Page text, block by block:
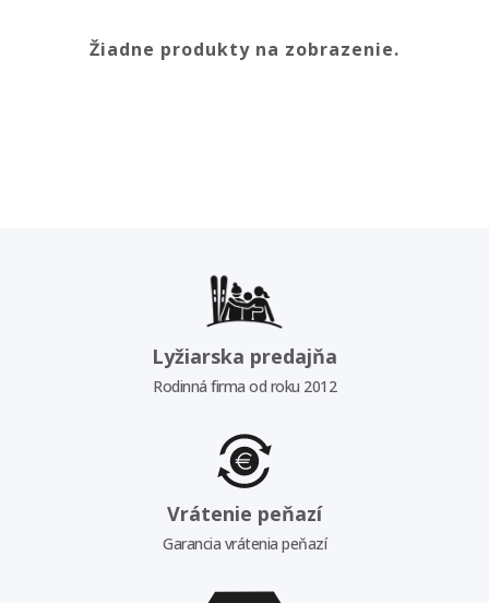
Žiadne produkty na zobrazenie.
Lyžiarska predajňa
Rodinná firma od roku 2012
Vrátenie peňazí
Garancia vrátenia peňazí